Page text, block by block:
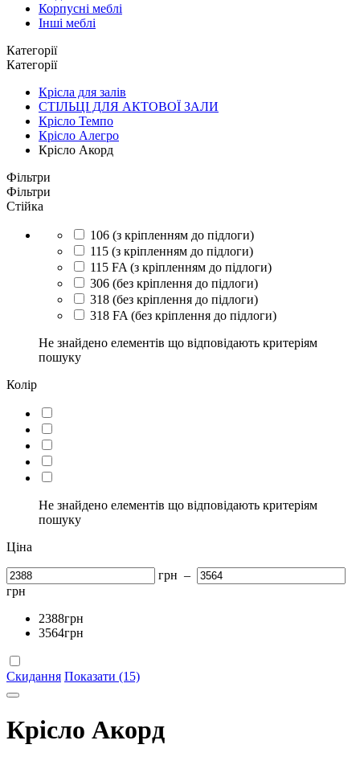
Корпусні меблі
Інші меблі
Категорії
Категорії
Крісла для залів
СТІЛЬЦІ ДЛЯ АКТОВОЇ ЗАЛИ
Крісло Темпо
Крісло Алегро
Крісло Акорд
Фільтри
Фільтри
Стійка
106 (з кріпленням до підлоги)
115 (з кріпленням до підлоги)
115 FA (з кріпленням до підлоги)
306 (без кріплення до підлоги)
318 (без кріплення до підлоги)
318 FA (без кріплення до підлоги)
Не знайдено елементів що відповідають критеріям
пошуку
Колір
Не знайдено елементів що відповідають критеріям
пошуку
Ціна
грн –
грн
2388грн
3564грн
Скидання Показати (15)
Крісло Акорд